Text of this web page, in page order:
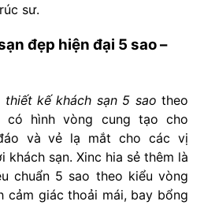
sư.
đẹp hiện đại 5 sao –
thiết kế khách sạn 5 sao theo
có hình vòng cung tạo cho
và vẻ lạ mắt cho các vị
sạn. Xinc hia sẻ thêm là
chuẩn 5 sao theo kiểu vòng
cảm giác thoải mái, bay bổng